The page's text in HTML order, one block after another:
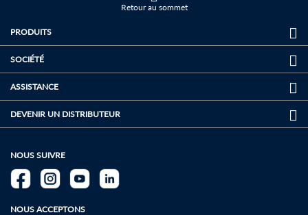
panier
Retour au sommet
PRODUITS
SOCIÉTÉ
ASSISTANCE
DEVENIR UN DISTRIBUTEUR
NOUS SUIVRE
NOUS ACCEPTONS